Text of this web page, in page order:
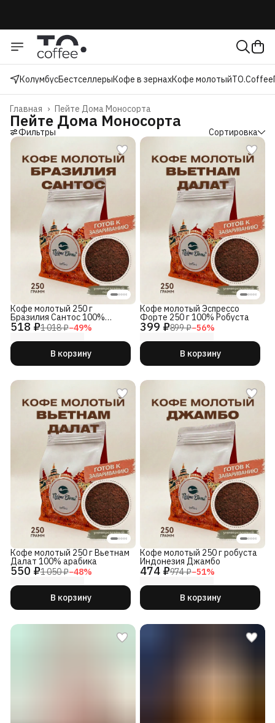
КолумбусБестселлерыКофе в зернахКофе молотыйTO.Coffee
Пейте Дома Моносорта
Главная ›
Пейте Дома Моносорта
Фильтры Сортировка
518 ₽1 018 ₽−49%
Кофе молотый 250 г
Бразилия Сантос 100%
арабика
В корзину
399 ₽899 ₽−56%
Кофе молотый Эспрессо
Форте 250 г 100% Робуста
В корзину
550 ₽1 050 ₽−48%
Кофе молотый 250 г Вьетнам
Далат 100% арабика
В корзину
474 ₽974 ₽−51%
Кофе молотый 250 г робуста
Индонезия Джамбо
В корзину